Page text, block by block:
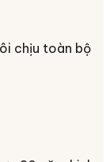
chịu toàn bộ